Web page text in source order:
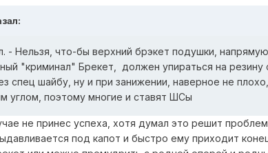
- Нельзя, что-бы верхний брэкет подушки,
"криминал" Брекет, должен упираться на резину
спец шайбу, ну и при занижении, наверное не
углом, поэтому многие и ставят ШСы
не принес успеха, хотя думал это решит
под капот и быстро ему приходит